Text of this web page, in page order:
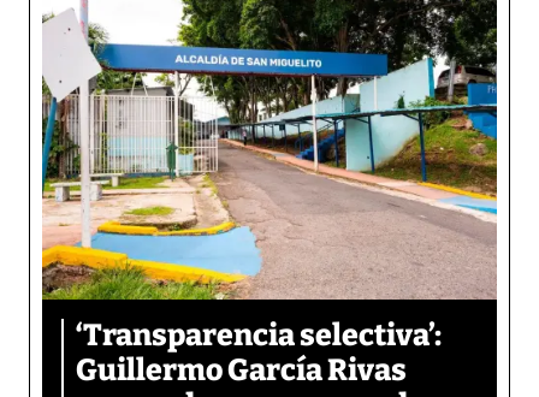
‘Transparencia selectiva’:
Guillermo García Rivas